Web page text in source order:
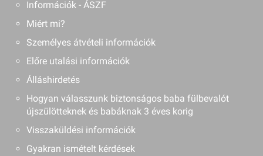
Információk - ÁSZF
Miért mi?
Személyes átvételi információk
Előre utalási információk
Álláshirdetés
Hogyan válasszunk biztonságos baba fülbevalót
újszülötteknek és babáknak 3 éves korig
Visszaküldési információk
Gyakran ismételt kérdések